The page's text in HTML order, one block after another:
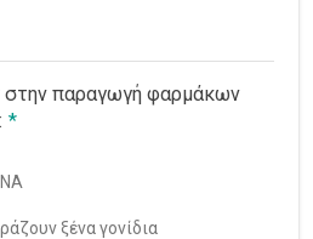
στην παραγωγή φαρμάκων
*
ξένα γονίδια